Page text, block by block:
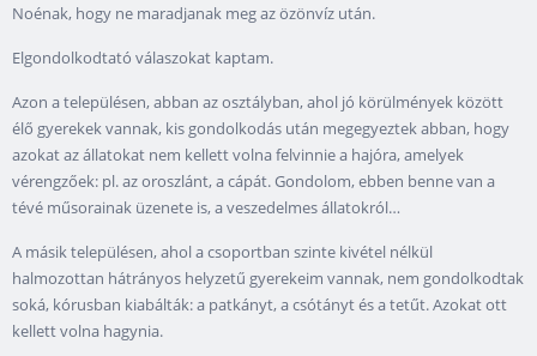
Noénak, hogy ne maradjanak meg az özönvíz után.
Elgondolkodtató válaszokat kaptam.
Azon a településen, abban az osztályban, ahol jó körülmények között
élő gyerekek vannak, kis gondolkodás után megegyeztek abban, hogy
azokat az állatokat nem kellett volna felvinnie a hajóra, amelyek
vérengzőek: pl. az oroszlánt, a cápát. Gondolom, ebben benne van a
tévé műsorainak üzenete is, a veszedelmes állatokról…
A másik településen, ahol a csoportban szinte kivétel nélkül
halmozottan hátrányos helyzetű gyerekeim vannak, nem gondolkodtak
soká, kórusban kiabálták: a patkányt, a csótányt és a tetűt. Azokat ott
kellett volna hagynia.